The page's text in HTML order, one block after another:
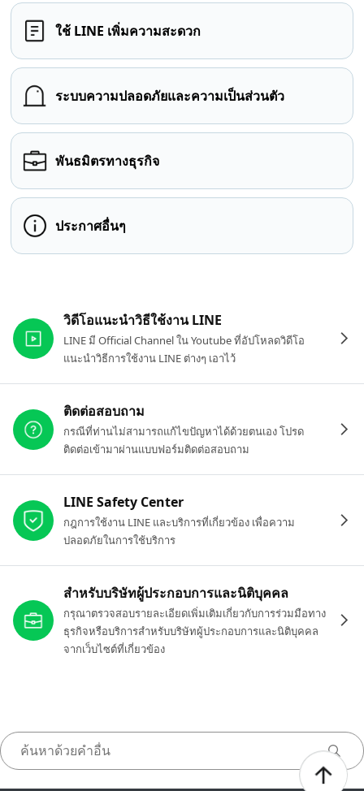
ใช้ LINE เพิ่มความสะดวก
ระบบความปลอดภัยและความเป็นส่วนตัว
พันธมิตรทางธุรกิจ
ประกาศอื่นๆ
วิดีโอแนะนำวิธีใช้งาน LINE
LINE มี Official Channel ใน Youtube ที่อัปโหลดวิดีโอ
แนะนำวิธีการใช้งาน LINE ต่างๆ เอาไว้
ติดต่อสอบถาม
กรณีที่ท่านไม่สามารถแก้ไขปัญหาได้ด้วยตนเอง โปรด
ติดต่อเข้ามาผ่านแบบฟอร์มติดต่อสอบถาม
LINE Safety Center
กฎการใช้งาน LINE และบริการที่เกี่ยวข้อง เพื่อความ
ปลอดภัยในการใช้บริการ
สำหรับบริษัทผู้ประกอบการและนิติบุคคล
กรุณาตรวจสอบรายละเอียดเพิ่มเติมเกี่ยวกับการร่วมมือทาง
ธุรกิจหรือบริการสำหรับบริษัทผู้ประกอบการและนิติบุคคล
จากเว็บไซต์ที่เกี่ยวข้อง